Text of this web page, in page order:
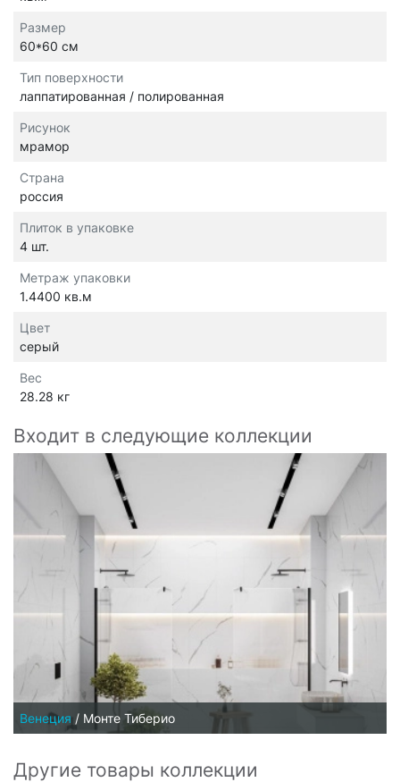
Размер
60*60 см
Тип поверхности
лаппатированная / полированная
Рисунок
мрамор
Страна
россия
Плиток в упаковке
4 шт.
Метраж упаковки
1.4400 кв.м
Цвет
серый
Вес
28.28 кг
Входит в следующие коллекции
Венеция / Монте Тиберио
Другие товары коллекции